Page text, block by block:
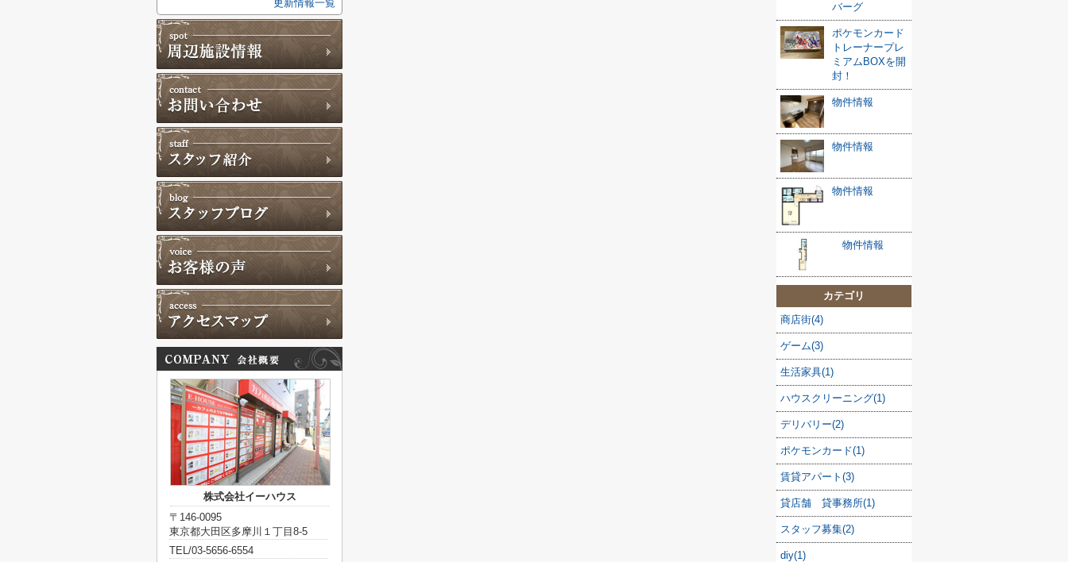
バーグ
ポケモンカード
トレーナープレ
ミアムBOXを開
封！
物件情報
物件情報
物件情報
物件情報
カテゴリ
商店街(4)
ゲーム(3)
生活家具(1)
ハウスクリーニング(1)
デリバリー(2)
ポケモンカード(1)
賃貸アパート(3)
貸店舗 貸事務所(1)
スタッフ募集(2)
diy(1)
更新情報一覧
株式会社イーハウス
〒146-0095
東京都大田区多摩川１丁目8-5
TEL/03-5656-6554